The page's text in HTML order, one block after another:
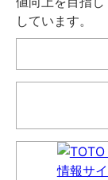
しています。